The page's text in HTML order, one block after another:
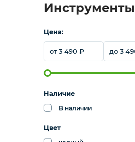
Игровые
Инструменты
Цена:
3 490 3
Наличие
В наличии
Цвет